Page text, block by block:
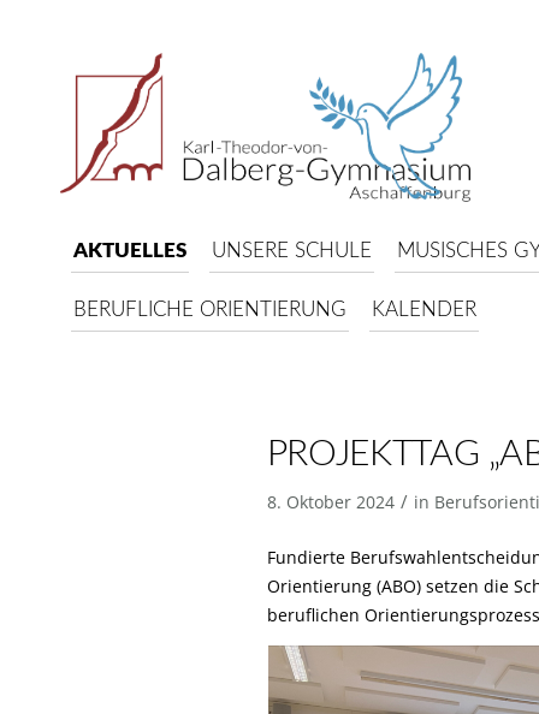
AKTUELLES UNSERE SCHULE MUSISCHES
BERUFLICHE ORIENTIERUNG KALENDER
PROJEKTTAG
8. Oktober 2024 / in
Fundierte
Orientierung (ABO) setzen die
beruflichen